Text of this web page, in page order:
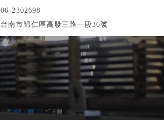
06-2302698
台南市歸仁區高發三路一段36號